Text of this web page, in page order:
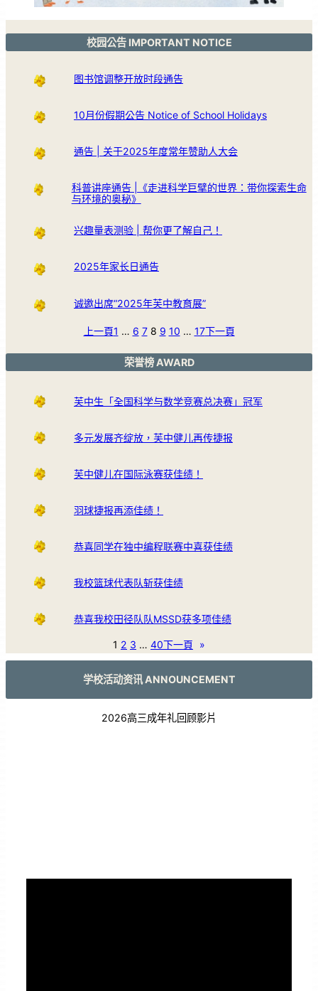
校园公告 IMPORTANT NOTICE
图书馆调整开放时段通告
10月份假期公告 Notice of School Holidays
通告 | 关于2025年度常年赞助人大会
科普讲座通告 |《走进科学巨擘的世界：带你探索生命
与环境的奥秘》
兴趣量表测验 | 帮你更了解自己！
2025年家长日通告
诚邀出席“2025年芙中教育展”
上一頁1 … 6 7 8 9 10 … 17下一頁
荣誉榜 AWARD
芙中生「全国科学与数学竞赛总决赛」冠军
多元发展齐绽放，芙中健儿再传捷报
芙中健儿在国际泳赛获佳绩！
羽球捷报再添佳绩！
恭喜同学在独中编程联赛中喜获佳绩
我校篮球代表队斩获佳绩
恭喜我校田径队队MSSD获多项佳绩
1 2 3 … 40下一頁 »
学校活动资讯 ANNOUNCEMENT
2026高三成年礼回顾影片